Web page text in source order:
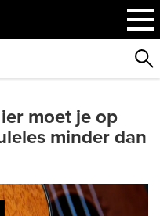
moet je op
minder dan